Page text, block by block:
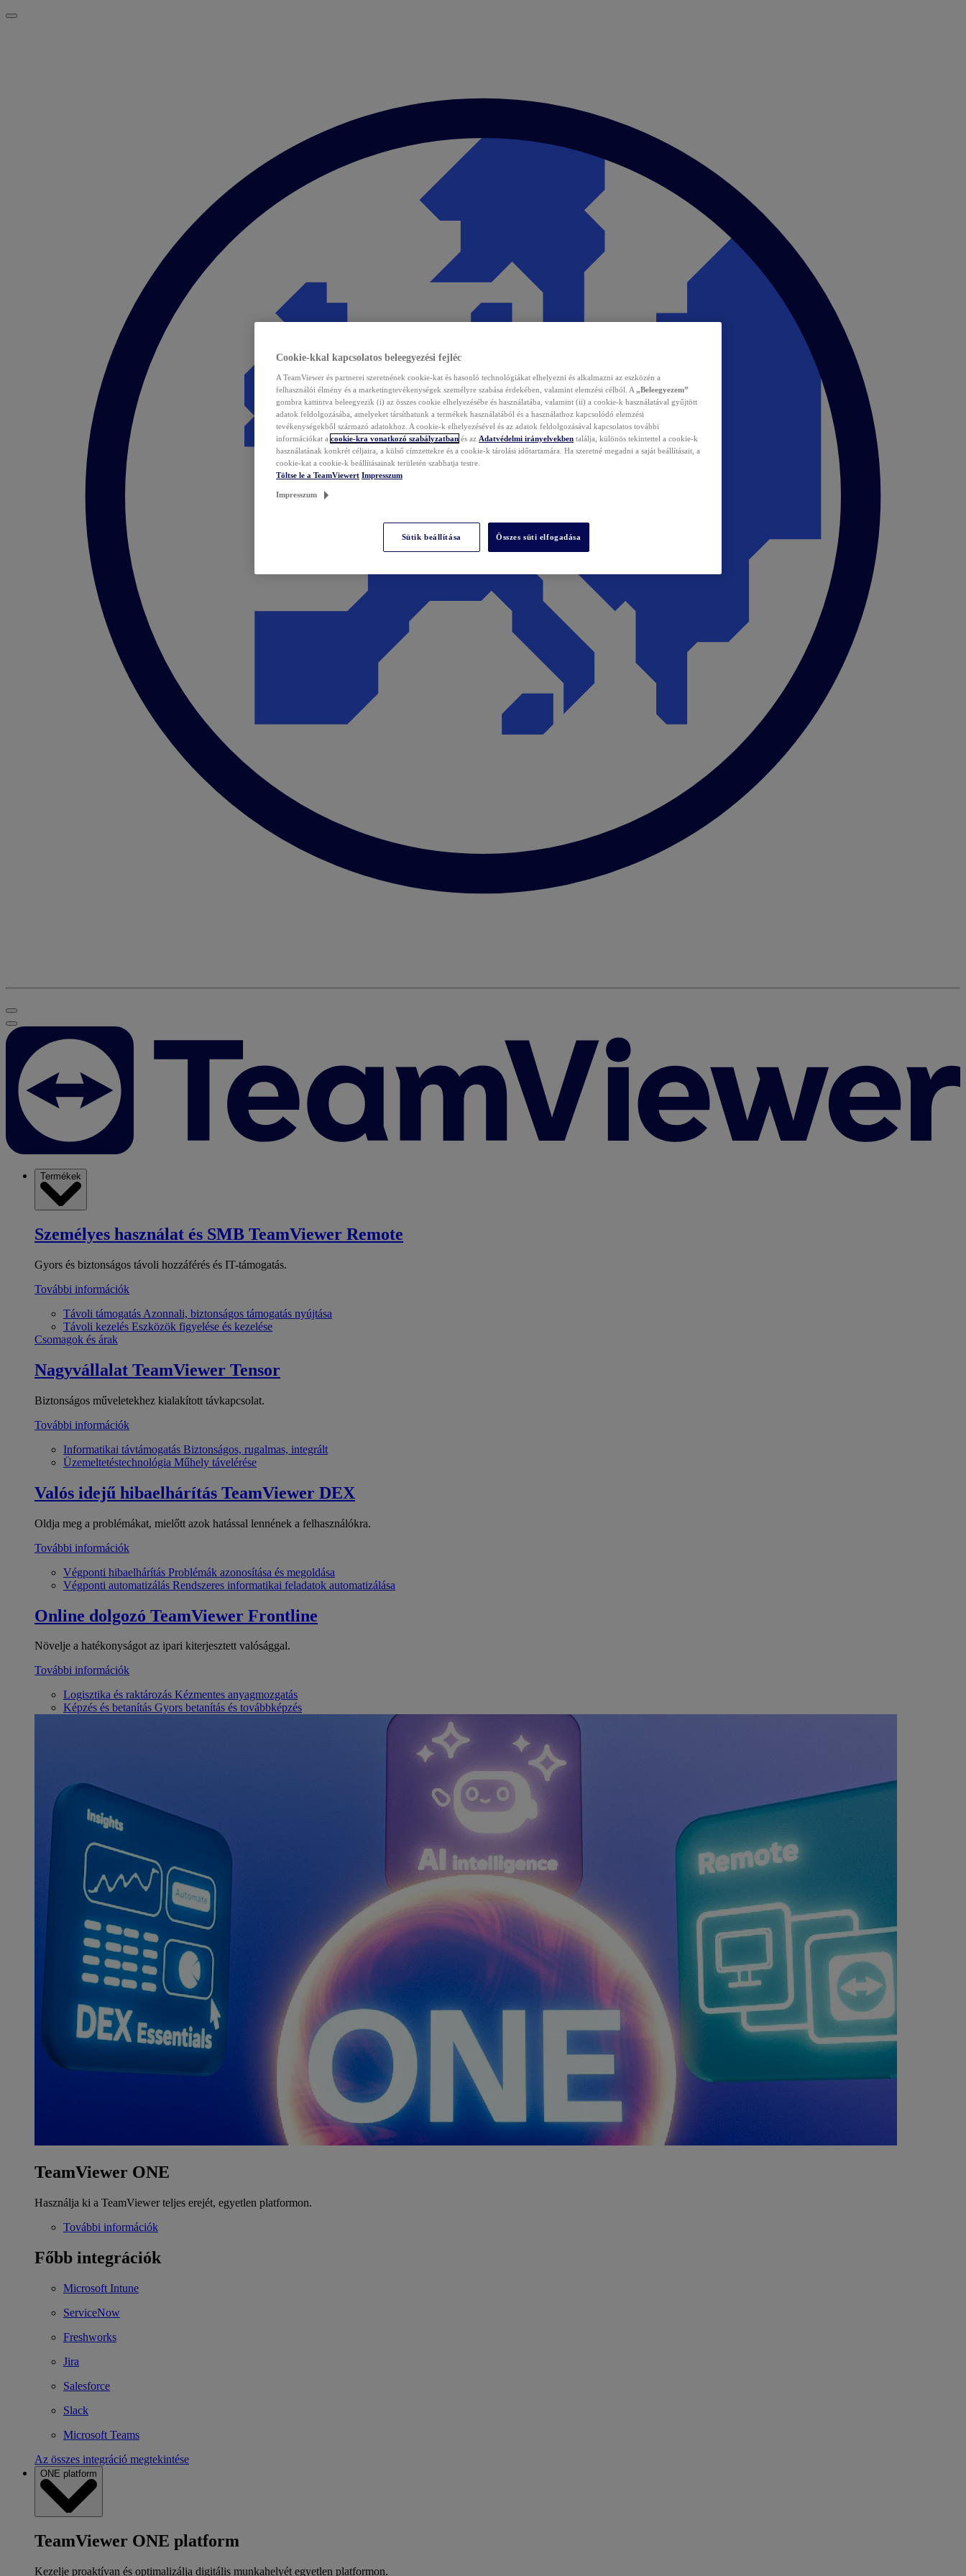
Termékek
Személyes használat és SMB TeamViewer Remote
Gyors és biztonságos távoli hozzáférés és IT-támogatás.
További információk
Távoli támogatás Azonnali, biztonságos támogatás nyújtása
Távoli kezelés Eszközök figyelése és kezelése
Csomagok és árak
Nagyvállalat TeamViewer Tensor
Biztonságos műveletekhez kialakított távkapcsolat.
További információk
Informatikai távtámogatás Biztonságos, rugalmas, integrált
Üzemeltetéstechnológia Műhely távelérése
Valós idejű hibaelhárítás TeamViewer DEX
Oldja meg a problémákat, mielőtt azok hatással lennének a felhasználókra.
További információk
Végponti hibaelhárítás Problémák azonosítása és megoldása
Végponti automatizálás Rendszeres informatikai feladatok automatizálása
Online dolgozó TeamViewer Frontline
Növelje a hatékonyságot az ipari kiterjesztett valósággal.
További információk
Logisztika és raktározás Kézmentes anyagmozgatás
Képzés és betanítás Gyors betanítás és továbbképzés
TeamViewer ONE
Használja ki a TeamViewer teljes erejét, egyetlen platformon.
További információk
Főbb integrációk
Microsoft Intune
ServiceNow
Freshworks
Jira
Salesforce
Slack
Microsoft Teams
Az összes integráció megtekintése
ONE platform
TeamViewer ONE platform
Kezelje proaktívan és optimalizálja digitális munkahelyét egyetlen platformon.
Cookie-kkal kapcsolatos beleegyezési fejléc
A TeamViewer és partnerei szeretnének cookie-kat és hasonló technológiákat elhelyezni és alkalmazni az eszközén a
felhasználói élmény és a marketingtevékenységek személyre szabása érdekében, valamint elemzési célból. A „Beleegyezem”
gombra kattintva beleegyezik (i) az összes cookie elhelyezésébe és használatába, valamint (ii) a cookie-k használatával gyűjtött
adatok feldolgozásába, amelyeket társíthatunk a termékek használatából és a használathoz kapcsolódó elemzési
tevékenységekből származó adatokhoz. A cookie-k elhelyezésével és az adatok feldolgozásával kapcsolatos további
információkat a cookie-kra vonatkozó szabályzatban és az Adatvédelmi irányelvekben találja, különös tekintettel a cookie-k
használatának konkrét céljaira, a külső címzettekre és a cookie-k tárolási időtartamára. Ha szeretné megadni a saját beállításait, a
cookie-kat a cookie-k beállításainak területén szabhatja testre.
Töltse le a TeamViewert Impresszum
Impresszum
Sütik beállítása Összes süti elfogadása